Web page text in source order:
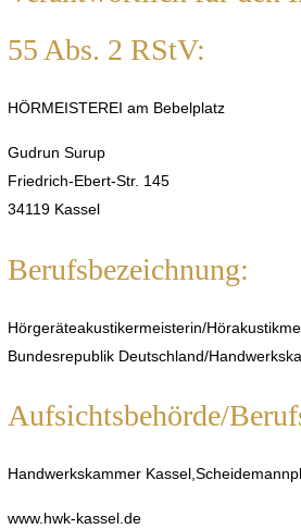
55 Abs. 2 RStV:
HÖRMEISTEREI am Bebelplatz
Gudrun Surup
Friedrich-Ebert-Str. 145
34119 Kassel
Berufsbezeichnung:
Hörgeräteakustikermeisterin/
Bundesrepublik Deutschland/
Aufsichtsbehörde/
Handwerkskammer
www.hwk-kassel.de